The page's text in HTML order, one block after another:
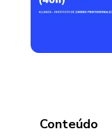
Conteúdo